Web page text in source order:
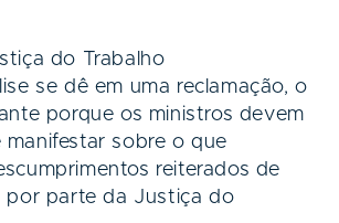
do Trabalho
se dê em uma reclamação, o
porque os ministros devem
manifestar sobre o que
reiterados de
por parte da Justiça do